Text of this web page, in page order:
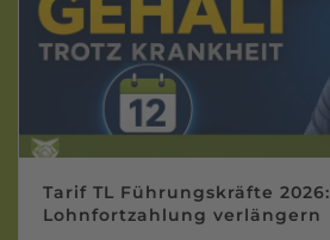
Tarif TL Führungskräfte 2026:
Lohnfortzahlung verlängern